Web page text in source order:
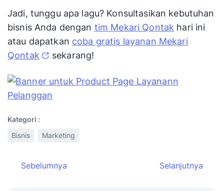
Jadi, tunggu apa lagu? Konsultasikan kebutuhan
bisnis Anda dengan tim Mekari Qontak hari ini
atau dapatkan coba gratis layanan Mekari
Qontak
sekarang!
Kategori :
Bisnis
Marketing
Sebelumnya Selanjutnya